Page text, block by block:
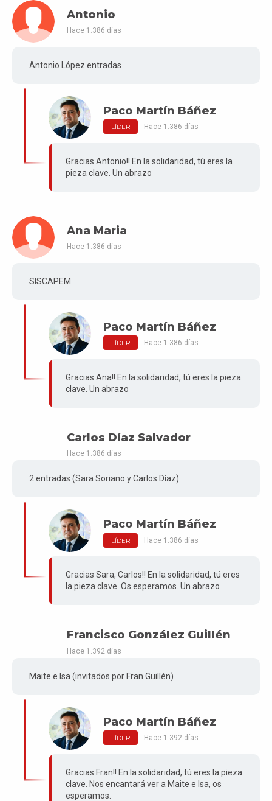
Antonio
Hace 1.386 días
Antonio López entradas
Paco Martín Báñez
LÍDER Hace 1.386 días
Gracias Antonio!! En la solidaridad, tú eres la
pieza clave. Un abrazo
Ana Maria
Hace 1.386 días
SISCAPEM
Paco Martín Báñez
LÍDER Hace 1.386 días
Gracias Ana!! En la solidaridad, tú eres la pieza
clave. Un abrazo
Carlos Díaz Salvador
Hace 1.386 días
2 entradas (Sara Soriano y Carlos Díaz)
Paco Martín Báñez
LÍDER Hace 1.386 días
Gracias Sara, Carlos!! En la solidaridad, tú eres
la pieza clave. Os esperamos. Un abrazo
Francisco González Guillén
Hace 1.392 días
Maite e Isa (invitados por Fran Guillén)
Paco Martín Báñez
LÍDER Hace 1.392 días
Gracias Fran!! En la solidaridad, tú eres la pieza
clave. Nos encantará ver a Maite e Isa, os
esperamos.